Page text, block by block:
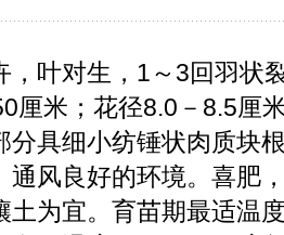
，叶对生，1～3回羽状
厘米；花径8.0－8.5厘
分具细小纺锤状肉质块
通风良好的环境。喜肥
土为宜。育苗期最适